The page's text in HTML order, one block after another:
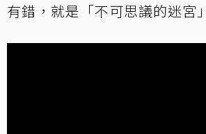
有錯，就是「不可思議的迷宮